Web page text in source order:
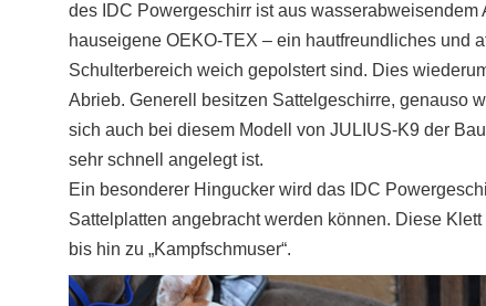
des IDC Powergeschirr ist aus
hauseigene OEKO-TEX – ein hautfreundliches und
Schulterbereich weich gepolstert sind. Dies
Abrieb. Generell besitzen Sattelgeschirre, genauso
sich auch bei diesem Modell von JULIUS-K9 der
sehr schnell angelegt ist.
Ein besonderer Hingucker wird das IDC
Sattelplatten angebracht werden können. Diese Klett
bis hin zu „Kampfschmuser“.